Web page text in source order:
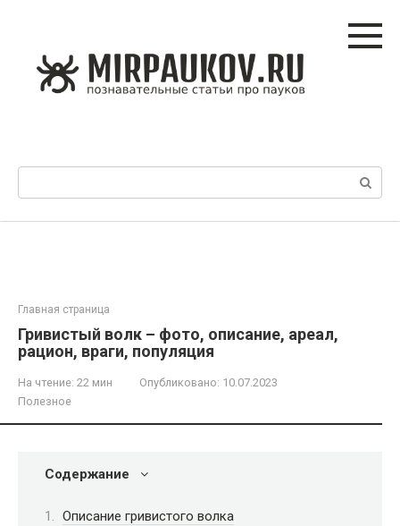
Главная страница
Гривистый волк – фото, описание, ареал,
рацион, враги, популяция
На чтение: 22 мин Опубликовано: 10.07.2023
Полезное
Содержание
Описание гривистого волка